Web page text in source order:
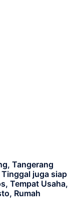
Tangerang
Tinggal juga siap
Tempat Usaha,
Rumah